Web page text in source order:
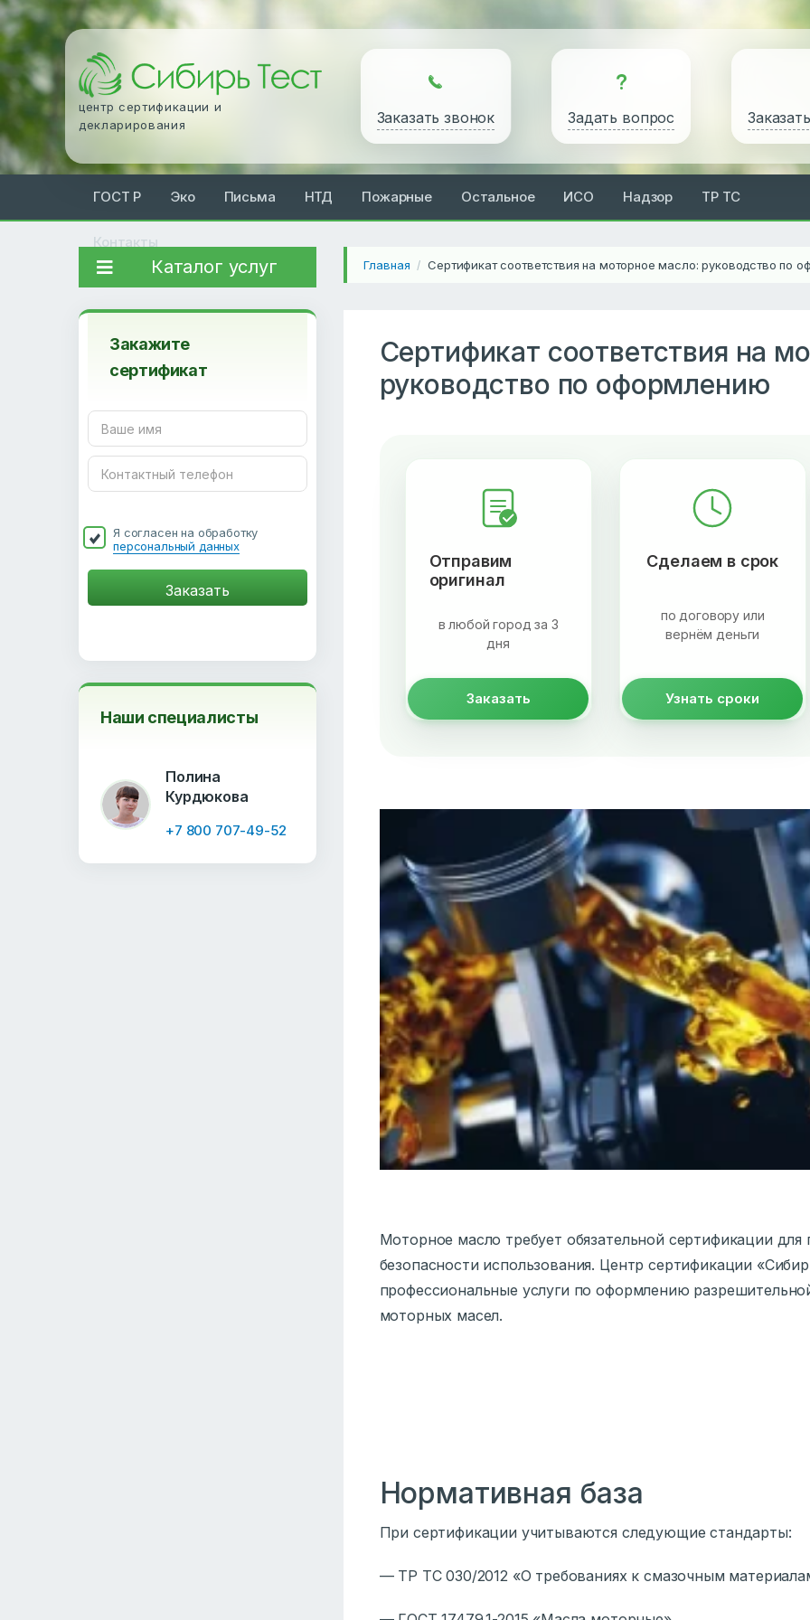
центр сертификации и
декларирования
Заказать звонок Задать вопрос
ГОСТ Р Эко Письма НТД Пожарные Остальное ИСО Надзор ТР ТС
Контакты
Каталог услуг
Закажите
сертификат
Я согласен на обработку
персональный данных
Наши специалисты
Полина
Курдюкова
+7 800 707-49-52
Главная / Сертификат соответствия на моторное масло: руководство по
Сертификат соответствия на
руководство по оформлению
Отправим
оригинал
в любой город за 3
дня
Заказать
Сделаем в срок
по договору или
вернём деньги
Узнать сроки
Моторное масло требует обязательной сертификации
безопасности использования. Центр сертификации
профессиональные услуги по оформлению
моторных масел.
Нормативная база
При сертификации учитываются следующие стандарты:
— ТР ТС 030/2012 «О требованиях к смазочным